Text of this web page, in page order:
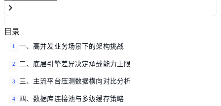
目录
1 一、高并发业务场景下的架构挑战
2 二、底层引擎差异决定承载能力上限
3 三、主流平台压测数据横向对比分析
4 四、数据库连接池与多级缓存策略